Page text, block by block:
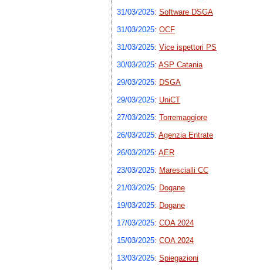
31/03/2025: Software DSGA
31/03/2025: OCF
31/03/2025: Vice ispettori PS
30/03/2025: ASP Catania
29/03/2025: DSGA
29/03/2025: UniCT
27/03/2025: Torremaggiore
26/03/2025: Agenzia Entrate
26/03/2025: AER
23/03/2025: Marescialli CC
21/03/2025: Dogane
19/03/2025: Dogane
17/03/2025: COA 2024
15/03/2025: COA 2024
13/03/2025: Spiegazioni